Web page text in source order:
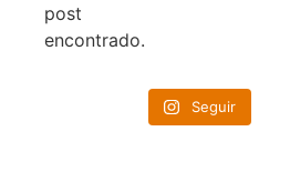
post
encontrado.
Seguir